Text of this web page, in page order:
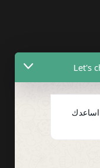
Let's
اساعدك